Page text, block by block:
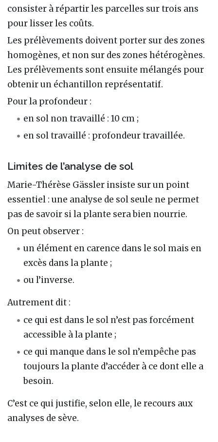
consister à répartir les parcelles sur trois ans
pour lisser les coûts.
Les prélèvements doivent porter sur des zones
homogènes, et non sur des zones hétérogènes.
Les prélèvements sont ensuite mélangés pour
obtenir un échantillon représentatif.
Pour la profondeur :
en sol non travaillé : 10 cm ;
en sol travaillé : profondeur travaillée.
Limites de l’analyse de sol
Marie-Thérèse Gässler insiste sur un point
essentiel : une analyse de sol seule ne permet
pas de savoir si la plante sera bien nourrie.
On peut observer :
un élément en carence dans le sol mais en
excès dans la plante ;
ou l’inverse.
Autrement dit :
ce qui est dans le sol n’est pas forcément
accessible à la plante ;
ce qui manque dans le sol n’empêche pas
toujours la plante d’accéder à ce dont elle a
besoin.
C’est ce qui justifie, selon elle, le recours aux
analyses de sève.